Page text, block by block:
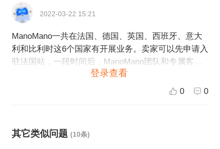
方面更加便利。
2022-03-22 15:21
ManoMano一共在法国、德国、英国、西班牙、意大
利和比利时这6个国家有开展业务。卖家可以先申请入
驻法国站，一段时间后，ManoMano团队和专属客户
经理会根据卖家的销售情况，推荐适合的其他站点并
登录查看
0 0
其它类似问题 (10条)